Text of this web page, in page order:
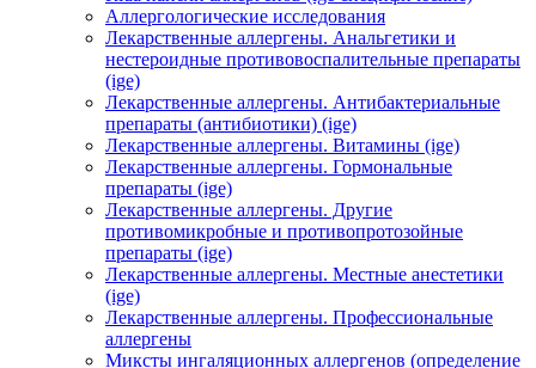
Аллергологические исследования
Лекарственные аллергены. Анальгетики и
нестероидные противовоспалительные препараты
(ige)
Лекарственные аллергены. Антибактериальные
препараты (антибиотики) (ige)
Лекарственные аллергены. Витамины (ige)
Лекарственные аллергены. Гормональные
препараты (ige)
Лекарственные аллергены. Другие
противомикробные и противопротозойные
препараты (ige)
Лекарственные аллергены. Местные анестетики
(ige)
Лекарственные аллергены. Профессиональные
аллергены
Миксты ингаляционных аллергенов (определение